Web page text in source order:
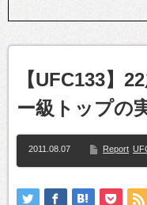
【UFC133】
ー級トップの
2011.08.07 Report